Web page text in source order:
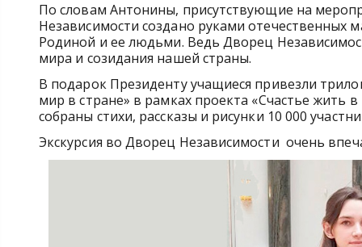
По словам Антонины, присутствующие на
Независимости создано руками
Родиной и ее людьми. Ведь Дворец
мира и созидания нашей страны.
В подарок Президенту учащиеся привезли
мир в стране» в рамках проекта «Счастье жить
собраны стихи, рассказы и рисунки 10 000
Экскурсия во Дворец Независимости очень